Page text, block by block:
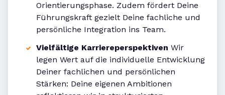
Orientierungsphase. Zudem fördert Deine
Führungskraft gezielt Deine fachliche und
persönliche Integration ins Team.
Vielfältige Karriereperspektiven Wir
legen Wert auf die individuelle Entwicklung
Deiner fachlichen und persönlichen
Stärken: Deine eigenen Ambitionen